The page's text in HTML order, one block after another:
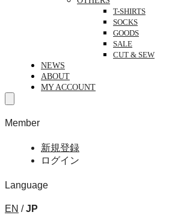
T-SHIRTS
SOCKS
GOODS
SALE
CUT & SEW
NEWS
ABOUT
MY ACCOUNT
Member
新規登録
ログイン
Language
EN /JP